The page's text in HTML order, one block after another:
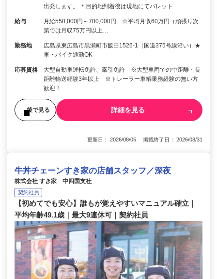
出発します。 ＊目的地到着後は現地にてパレット…
給与
月給550,000円～700,000円 ☆平均月収60万円（頑張り次
第では月収75万円以上…
勤務地
広島県東広島市黒瀬町市飯田1526-1（国道375号線沿い）★
車・バイク通勤OK
応募資格
大型自動車運転免許、牽引免許 ※大型車両での中距離・長
距離輸送経験3年以上 ※トレーラー車輌乗務経験の無い方
歓迎！
後で見る 詳細を見る
更新日： 2026/08/05 掲載終了日： 2026/08/31
牛丼チェーンすき家の店舗スタッフ／深夜
株式会社 すき家 中四国支社
契約社員
【初めてでも安心】誰もが覚えやすいマニュアル確立｜
平均年齢49.1歳｜最大9連休可｜契約社員